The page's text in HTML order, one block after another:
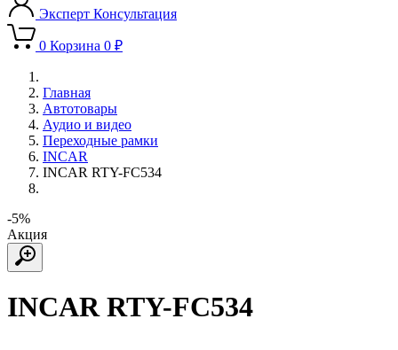
Эксперт Консультация
0 Корзина 0 ₽
Главная
Автотовары
Аудио и видео
Переходные рамки
INCAR
INCAR RTY-FC534
-5%
Акция
INCAR RTY-FC534